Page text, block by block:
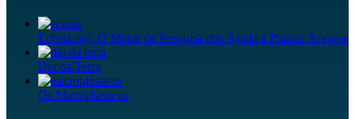
Ecosia.org: O Motor de Pesquisa que Ajuda a Plantar Árvores
Dia da Terra
Os Microplásticos